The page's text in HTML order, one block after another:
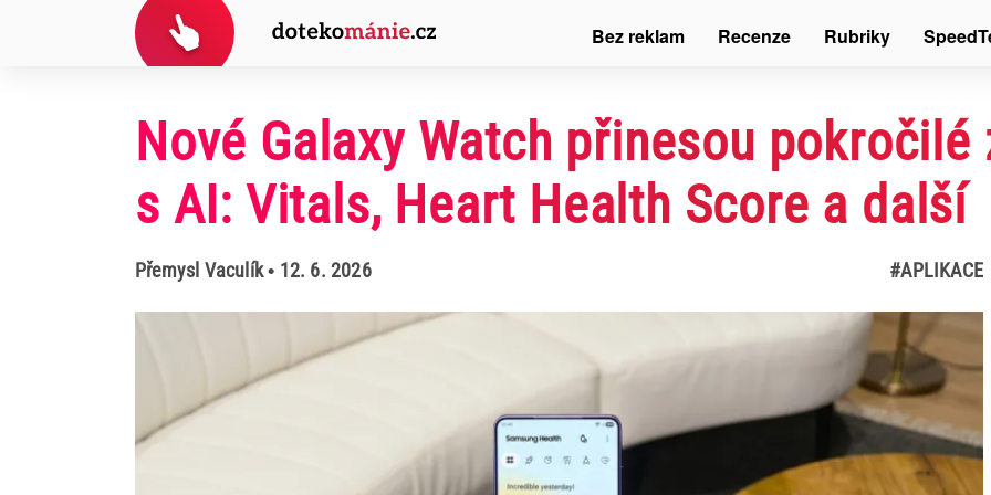
Nové Galaxy Watch přinesou
s AI: Vitals, Heart Health Score a další
Přemysl Vaculík• 12. 6. 2026 #APLIKACE
Bez reklam Recenze Rubriky